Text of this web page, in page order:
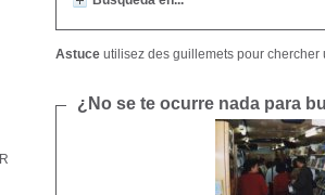
Astuce utilisez des guillemets pour
¿No se te ocurre nada para